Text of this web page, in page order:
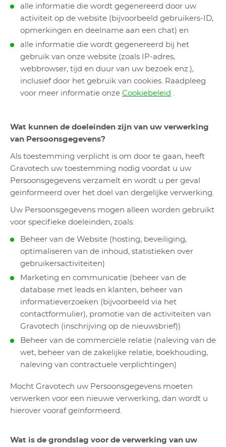
alle informatie die wordt gegenereerd door uw
activiteit op de website (bijvoorbeeld gebruikers-ID,
opmerkingen en deelname aan een chat) en
alle informatie die wordt gegenereerd bij het
gebruik van onze website (zoals IP-adres,
webbrowser, tijd en duur van uw bezoek enz.),
inclusief door het gebruik van cookies. Raadpleeg
voor meer informatie onze Cookiebeleid .
Wat kunnen de doeleinden zijn van uw verwerking
van Persoonsgegevens?
Als toestemming verplicht is om door te gaan, heeft
Gravotech uw toestemming nodig voordat u uw
Persoonsgegevens verzamelt en wordt u per geval
geïnformeerd over het doel van dergelijke verwerking.
Uw Persoonsgegevens mogen alleen worden gebruikt
voor specifieke doeleinden, zoals:
Beheer van de Website (hosting, beveiliging,
optimaliseren van de inhoud, statistieken over
gebruikersactiviteiten)
Marketing en communicatie (beheer van de
database met leads en klanten, beheer van
informatieverzoeken (bijvoorbeeld via het
contactformulier), promotie van de activiteiten van
Gravotech (inschrijving op de nieuwsbrief))
Beheer van de commerciële relatie (naleving van de
wet, beheer van de zakelijke relatie, boekhouding,
naleving van contractuele verplichtingen)
Mocht Gravotech uw Persoonsgegevens moeten
verwerken voor een nieuwe verwerking, dan wordt u
hierover vooraf geïnformeerd.
Wat is de grondslag voor de verwerking van uw